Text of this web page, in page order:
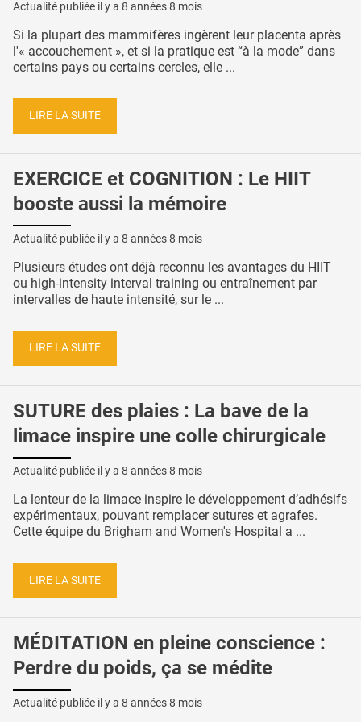
Actualité publiée il y a 8 années 8 mois
Si la plupart des mammifères ingèrent leur placenta après
l'« accouchement », et si la pratique est “à la mode” dans
certains pays ou certains cercles, elle ...
LIRE LA SUITE
EXERCICE et COGNITION : Le HIIT
booste aussi la mémoire
Actualité publiée il y a 8 années 8 mois
Plusieurs études ont déjà reconnu les avantages du HIIT
ou high-intensity interval training ou entraînement par
intervalles de haute intensité, sur le ...
LIRE LA SUITE
SUTURE des plaies : La bave de la
limace inspire une colle chirurgicale
Actualité publiée il y a 8 années 8 mois
La lenteur de la limace inspire le développement d’adhésifs
expérimentaux, pouvant remplacer sutures et agrafes.
Cette équipe du Brigham and Women's Hospital a ...
LIRE LA SUITE
MÉDITATION en pleine conscience :
Perdre du poids, ça se médite
Actualité publiée il y a 8 années 8 mois